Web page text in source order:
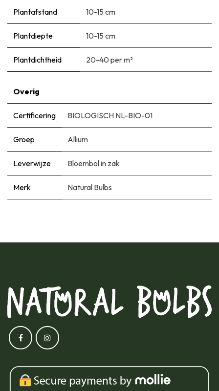
Plantafstand 10-15 cm
Plantdiepte 10-15 cm
Plantdichtheid 20-40 per m²
Overig
Certificering BIOLOGISCH NL-BIO-01
Groep Allium
Leverwijze Bloembol in zak
Merk Natural Bulbs